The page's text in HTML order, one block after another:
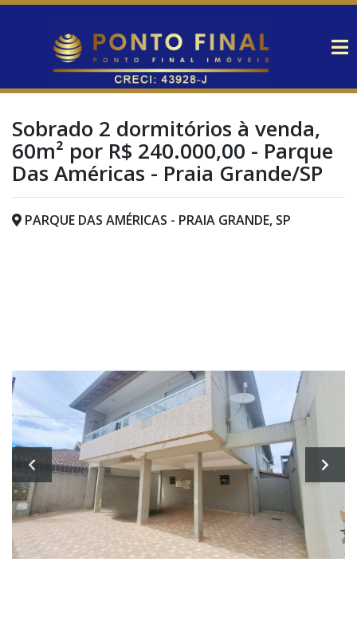
Sobrado 2 dormitórios à venda,
60m² por R$ 240.000,00 - Parque
Das Américas - Praia Grande/SP
PARQUE DAS AMÉRICAS - PRAIA GRANDE, SP